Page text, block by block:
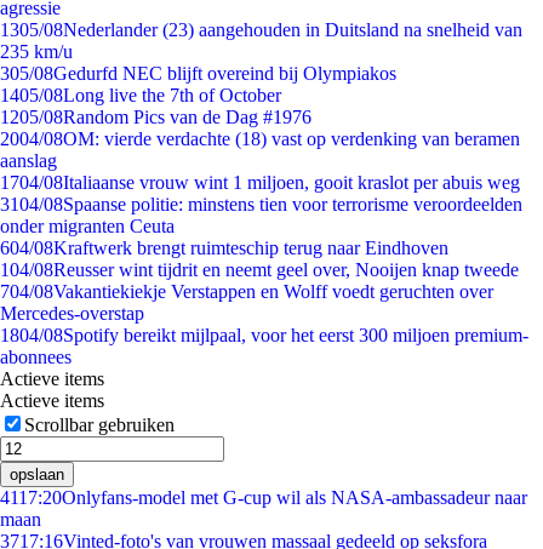
agressie
1305/08Nederlander (23) aangehouden in Duitsland na snelheid van
235 km/u
305/08Gedurfd NEC blijft overeind bij Olympiakos
1405/08Long live the 7th of October
1205/08Random Pics van de Dag #1976
2004/08OM: vierde verdachte (18) vast op verdenking van beramen
aanslag
1704/08Italiaanse vrouw wint 1 miljoen, gooit kraslot per abuis weg
3104/08Spaanse politie: minstens tien voor terrorisme veroordeelden
onder migranten Ceuta
604/08Kraftwerk brengt ruimteschip terug naar Eindhoven
104/08Reusser wint tijdrit en neemt geel over, Nooijen knap tweede
704/08Vakantiekiekje Verstappen en Wolff voedt geruchten over
Mercedes-overstap
1804/08Spotify bereikt mijlpaal, voor het eerst 300 miljoen premium-
abonnees
Actieve items
Actieve items
Scrollbar gebruiken
opslaan
4117:20Onlyfans-model met G-cup wil als NASA-ambassadeur naar
maan
3717:16Vinted-foto's van vrouwen massaal gedeeld op seksfora